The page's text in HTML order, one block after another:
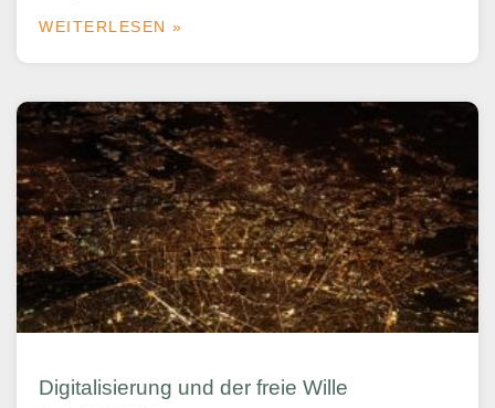
WEITERLESEN »
Digitalisierung und der freie Wille